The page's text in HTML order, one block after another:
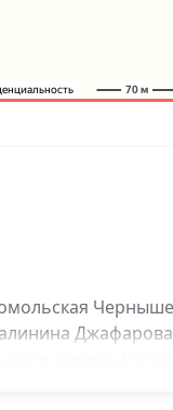
Кирова